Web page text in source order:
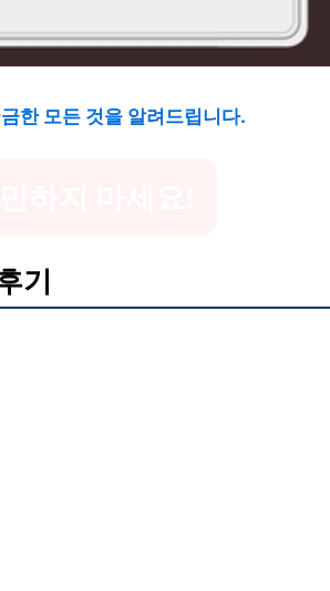
한 모든 것을 알려드립니다.
기